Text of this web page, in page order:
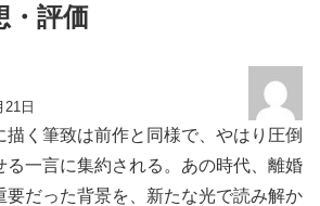
・評価
21日
描く筆致は前作と同様で、やはり圧倒
る一言に集約される。あの時代、離婚
要だった背景を、新たな光で読み解か